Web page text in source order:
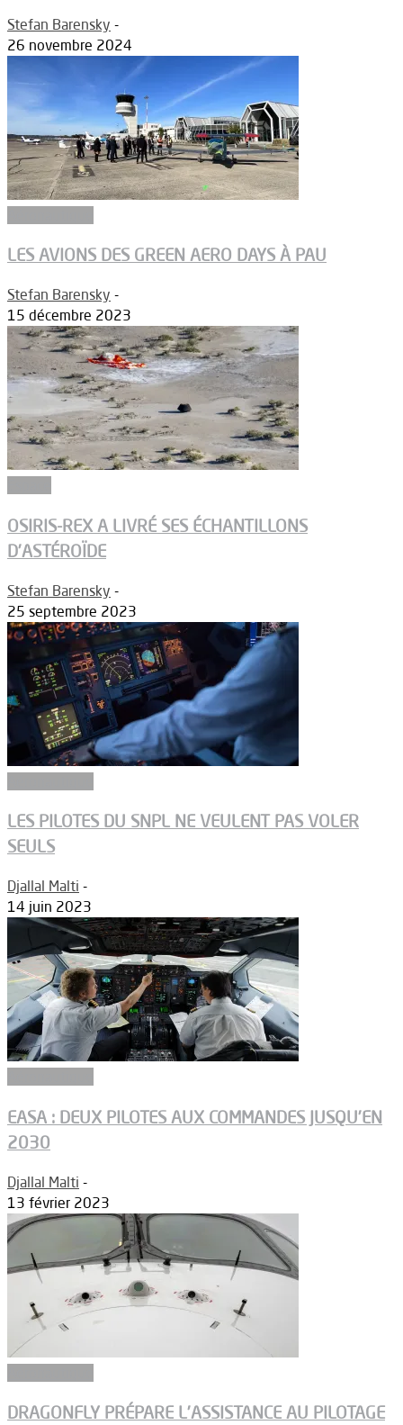
Stefan Barensky -
26 novembre 2024
LES AVIONS DES GREEN AERO DAYS À PAU
Stefan Barensky -
15 décembre 2023
OSIRIS-REX A LIVRÉ SES ÉCHANTILLONS
D’ASTÉROÏDE
Stefan Barensky -
25 septembre 2023
LES PILOTES DU SNPL NE VEULENT PAS VOLER
SEULS
Djallal Malti -
14 juin 2023
EASA : DEUX PILOTES AUX COMMANDES JUSQU’EN
2030
Djallal Malti -
13 février 2023
DRAGONFLY PRÉPARE L’ASSISTANCE AU PILOTAGE